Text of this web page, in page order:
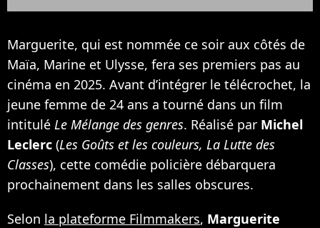
Marguerite, qui est nommée ce soir aux côtés de
Maïa, Marine et Ulysse, fera ses premiers pas au
cinéma en 2025. Avant d’intégrer le télécrochet, la
jeune femme de 24 ans a tourné dans un film
intitulé Le Mélange des genres. Réalisé par Michel
Leclerc (Les Goûts et les couleurs, La Lutte des
Classes), cette comédie policière débarquera
prochainement dans les salles obscures.
Selon la plateforme Filmmakers, Marguerite